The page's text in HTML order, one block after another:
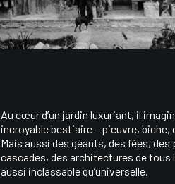
Au cœur d’un jardin luxuriant, il
incroyable bestiaire – pieuvre,
Mais aussi des géants, des fées,
cascades, des architectures de
aussi inclassable qu’universelle.